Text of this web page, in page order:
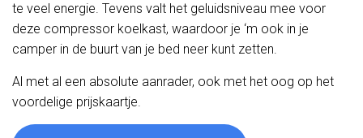
te veel energie. Tevens valt het geluidsniveau mee voor
deze compressor koelkast, waardoor je ‘m ook in je
camper in de buurt van je bed neer kunt zetten.
Al met al een absolute aanrader, ook met het oog op het
voordelige prijskaartje.